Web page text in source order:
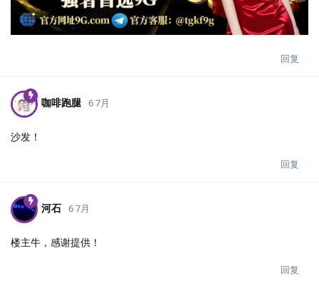
回复
咖啡跑腿 6 7月
沙发！
回复
河石 6 7月
楼主牛，感谢提供！
回复